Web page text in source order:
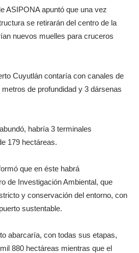
ASIPONA apuntó que una vez
se retirarán del centro de la
nuevos muelles para cruceros
Cuyutlán contaría con canales de
de profundidad y 3 dársenas
habría 3 terminales
179 hectáreas.
que en éste habrá
de Investigación Ambiental, que
y conservación del entorno, con
sustentable.
abarcaría, con todas sus etapas,
880 hectáreas mientras que el